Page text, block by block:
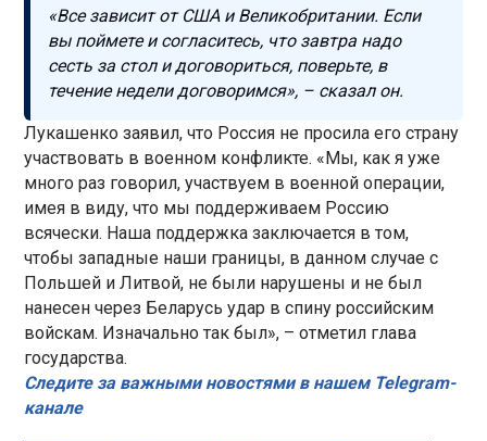
«Все зависит от США и Великобритании. Если
вы поймете и согласитесь, что завтра надо
сесть за стол и договориться, поверьте, в
течение недели договоримся», – сказал он.
Лукашенко заявил, что Россия не просила его страну
участвовать в военном конфликте. «Мы, как я уже
много раз говорил, участвуем в военной операции,
имея в виду, что мы поддерживаем Россию
всячески. Наша поддержка заключается в том,
чтобы западные наши границы, в данном случае с
Польшей и Литвой, не были нарушены и не был
нанесен через Беларусь удар в спину российским
войскам. Изначально так был», – отметил глава
государства.
Следите за важными новостями в нашем Telegram-
канале